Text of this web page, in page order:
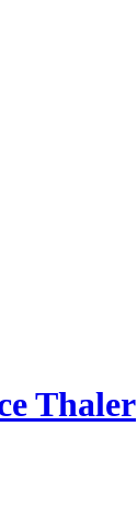
Thaler